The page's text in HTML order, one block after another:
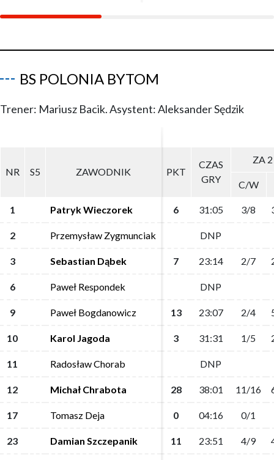
BS POLONIA BYTOM
Trener: Mariusz Bacik. Asystent: Aleksander Sędzik
NR S5 ZAWODNIK PKT
CZAS
GRY
ZA 2
C/W
1 Patryk Wieczorek 6 31:05 3/8
2 Przemysław Zygmunciak DNP
3 Sebastian Dąbek 7 23:14 2/7
6 Paweł Respondek DNP
9 Paweł Bogdanowicz 13 23:07 2/4
10 Karol Jagoda 3 31:31 1/5
11 Radosław Chorab DNP
12 Michał Chrabota 28 38:01 11/16
17 Tomasz Deja 0 04:16 0/1
23 Damian Szczepanik 11 23:51 4/9
NR S5 ZAWODNIK PKT
CZAS
GRY
ZA 2
C/W
1 Patryk Wieczorek 6 31:05 3/8
2 Przemysław Zygmunciak DNP
3 Sebastian Dąbek 7 23:14 2/7
6 Paweł Respondek DNP
9 Paweł Bogdanowicz 13 23:07 2/4
10 Karol Jagoda 3 31:31 1/5
11 Radosław Chorab DNP
12 Michał Chrabota 28 38:01 11/16
17 Tomasz Deja 0 04:16 0/1
23 Damian Szczepanik 11 23:51 4/9